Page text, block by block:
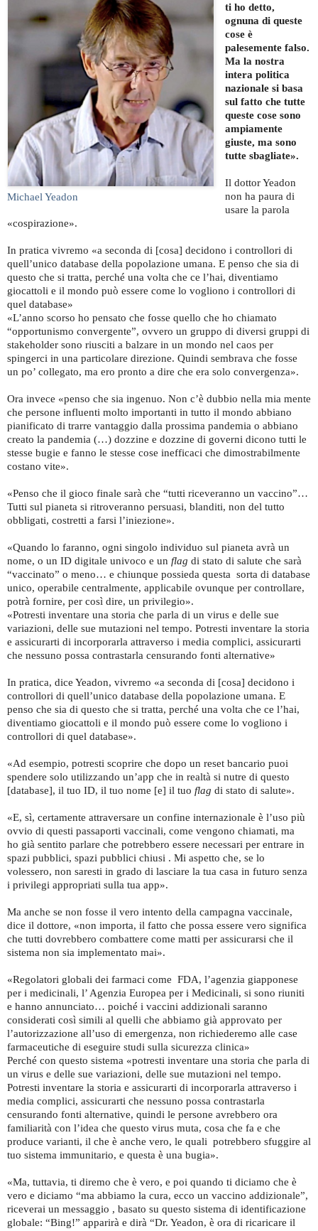
Michael Yeadon
ti ho detto,
ognuna di queste
cose è
palesemente falso.
Ma la nostra
intera politica
nazionale si basa
sul fatto che tutte
queste cose sono
ampiamente
giuste, ma sono
tutte sbagliate».
Il dottor Yeadon
non ha paura di
usare la parola
«cospirazione».
In pratica vivremo «a seconda di [cosa] decidono i controllori di
quell’unico database della popolazione umana. E penso che sia di
questo che si tratta, perché una volta che ce l’hai, diventiamo
giocattoli e il mondo può essere come lo vogliono i controllori di
quel database»
«L’anno scorso ho pensato che fosse quello che ho chiamato
“opportunismo convergente”, ovvero un gruppo di diversi gruppi di
stakeholder sono riusciti a balzare in un mondo nel caos per
spingerci in una particolare direzione. Quindi sembrava che fosse
un po’ collegato, ma ero pronto a dire che era solo convergenza».
Ora invece «penso che sia ingenuo. Non c’è dubbio nella mia mente
che persone influenti molto importanti in tutto il mondo abbiano
pianificato di trarre vantaggio dalla prossima pandemia o abbiano
creato la pandemia (…) dozzine e dozzine di governi dicono tutti le
stesse bugie e fanno le stesse cose inefficaci che dimostrabilmente
costano vite».
«Penso che il gioco finale sarà che “tutti riceveranno un vaccino”…
Tutti sul pianeta si ritroveranno persuasi, blanditi, non del tutto
obbligati, costretti a farsi l’iniezione».
«Quando lo faranno, ogni singolo individuo sul pianeta avrà un
nome, o un ID digitale univoco e un flag di stato di salute che sarà
“vaccinato” o meno… e chiunque possieda questa sorta di database
unico, operabile centralmente, applicabile ovunque per controllare,
potrà fornire, per così dire, un privilegio».
«Potresti inventare una storia che parla di un virus e delle sue
variazioni, delle sue mutazioni nel tempo. Potresti inventare la storia
e assicurarti di incorporarla attraverso i media complici, assicurarti
che nessuno possa contrastarla censurando fonti alternative»
In pratica, dice Yeadon, vivremo «a seconda di [cosa] decidono i
controllori di quell’unico database della popolazione umana. E
penso che sia di questo che si tratta, perché una volta che ce l’hai,
diventiamo giocattoli e il mondo può essere come lo vogliono i
controllori di quel database».
«Ad esempio, potresti scoprire che dopo un reset bancario puoi
spendere solo utilizzando un’app che in realtà si nutre di questo
[database], il tuo ID, il tuo nome [e] il tuo flag di stato di salute».
«E, sì, certamente attraversare un confine internazionale è l’uso più
ovvio di questi passaporti vaccinali, come vengono chiamati, ma
ho già sentito parlare che potrebbero essere necessari per entrare in
spazi pubblici, spazi pubblici chiusi . Mi aspetto che, se lo
volessero, non saresti in grado di lasciare la tua casa in futuro senza
i privilegi appropriati sulla tua app».
Ma anche se non fosse il vero intento della campagna vaccinale,
dice il dottore, «non importa, il fatto che possa essere vero significa
che tutti dovrebbero combattere come matti per assicurarsi che il
sistema non sia implementato mai».
«Regolatori globali dei farmaci come FDA, l’agenzia giapponese
per i medicinali, l’ Agenzia Europea per i Medicinali, si sono riuniti
e hanno annunciato… poiché i vaccini addizionali saranno
considerati così simili al quelli che abbiamo già approvato per
l’autorizzazione all’uso di emergenza, non richiederemo alle case
farmaceutiche di eseguire studi sulla sicurezza clinica»
Perché con questo sistema «potresti inventare una storia che parla di
un virus e delle sue variazioni, delle sue mutazioni nel tempo.
Potresti inventare la storia e assicurarti di incorporarla attraverso i
media complici, assicurarti che nessuno possa contrastarla
censurando fonti alternative, quindi le persone avrebbero ora
familiarità con l’idea che questo virus muta, cosa che fa e che
produce varianti, il che è anche vero, le quali potrebbero sfuggire al
tuo sistema immunitario, e questa è una bugia».
«Ma, tuttavia, ti diremo che è vero, e poi quando ti diciamo che è
vero e diciamo “ma abbiamo la cura, ecco un vaccino addizionale”,
riceverai un messaggio , basato su questo sistema di identificazione
globale: “Bing!” apparirà e dirà “Dr. Yeadon, è ora di ricaricare il